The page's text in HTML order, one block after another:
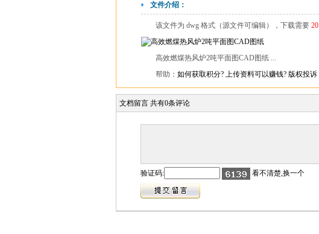
文件介绍：
该文件为 dwg 格式（源文件可编辑），下载需要 20
高效燃煤热风炉2吨平面图CAD图纸 ...
帮助： 如何获取积分? 上传资料可以赚钱? 版权投诉
文档留言 共有0条评论
验证码: 看不清楚,换一个